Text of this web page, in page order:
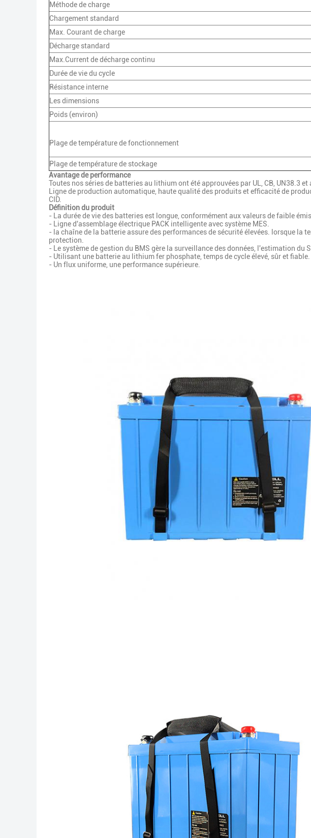
Méthode de charge
Chargement standard
Max. Courant de charge
Décharge standard
Max.Current de décharge continu
Durée de vie du cycle
Résistance interne
Les dimensions
Poids (environ)
Plage de température de fonctionnement
Plage de température de stockage
Avantage de performance
Toutes nos séries de batteries au lithium ont été approuvées par UL, CB, UN38.3
Ligne de production automatique, haute qualité des produits et efficacité de
CID.
Définition du produit
- La durée de vie des batteries est longue, conformément aux valeurs de faible
- Ligne d'assemblage électrique PACK intelligente avec système MES.
- la chaîne de la batterie assure des performances de sécurité élevées. lorsque
protection.
- Le système de gestion du BMS gère la surveillance des données, l'estimation du
- Utilisant une batterie au lithium fer phosphate, temps de cycle élevé, sûr et fiable.
- Un flux uniforme, une performance supérieure.